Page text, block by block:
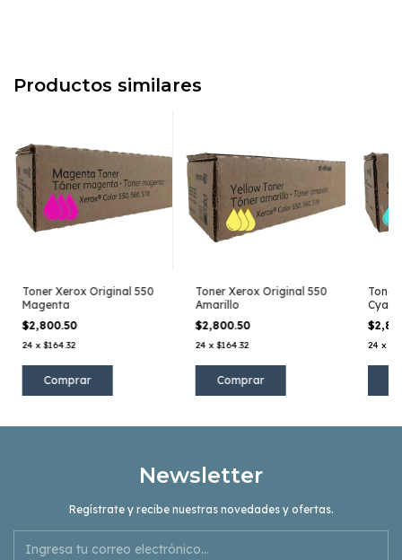
Productos similares
Toner Xerox Original 550
Magenta
$2,800.50
24 x$164.32
Toner Xerox Original 550
Amarillo
$2,800.50
24 x$164.32
Toner
Cyan
24 x
Newsletter
Regístrate y recibe nuestras novedades y ofertas.